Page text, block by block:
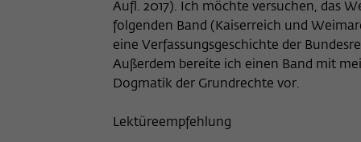
Aufl. 2017). Ich möchte versuchen, das
folgenden Band (Kaiserreich und
eine Verfassungsgeschichte der
Außerdem bereite ich einen Band mit
Dogmatik der Grundrechte vor.
Lektüreempfehlung